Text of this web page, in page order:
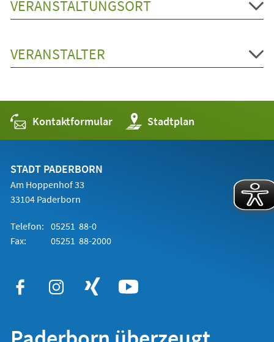
VERANSTALTUNGSORT
VERANSTALTER
Kontaktformular Stadtplan
(Öffnet
in
einem
STADT PADERBORN
Am Hoppenhof 33
33104 Paderborn
Telefon: 05251 88-0
Fax:
05251 88-2000